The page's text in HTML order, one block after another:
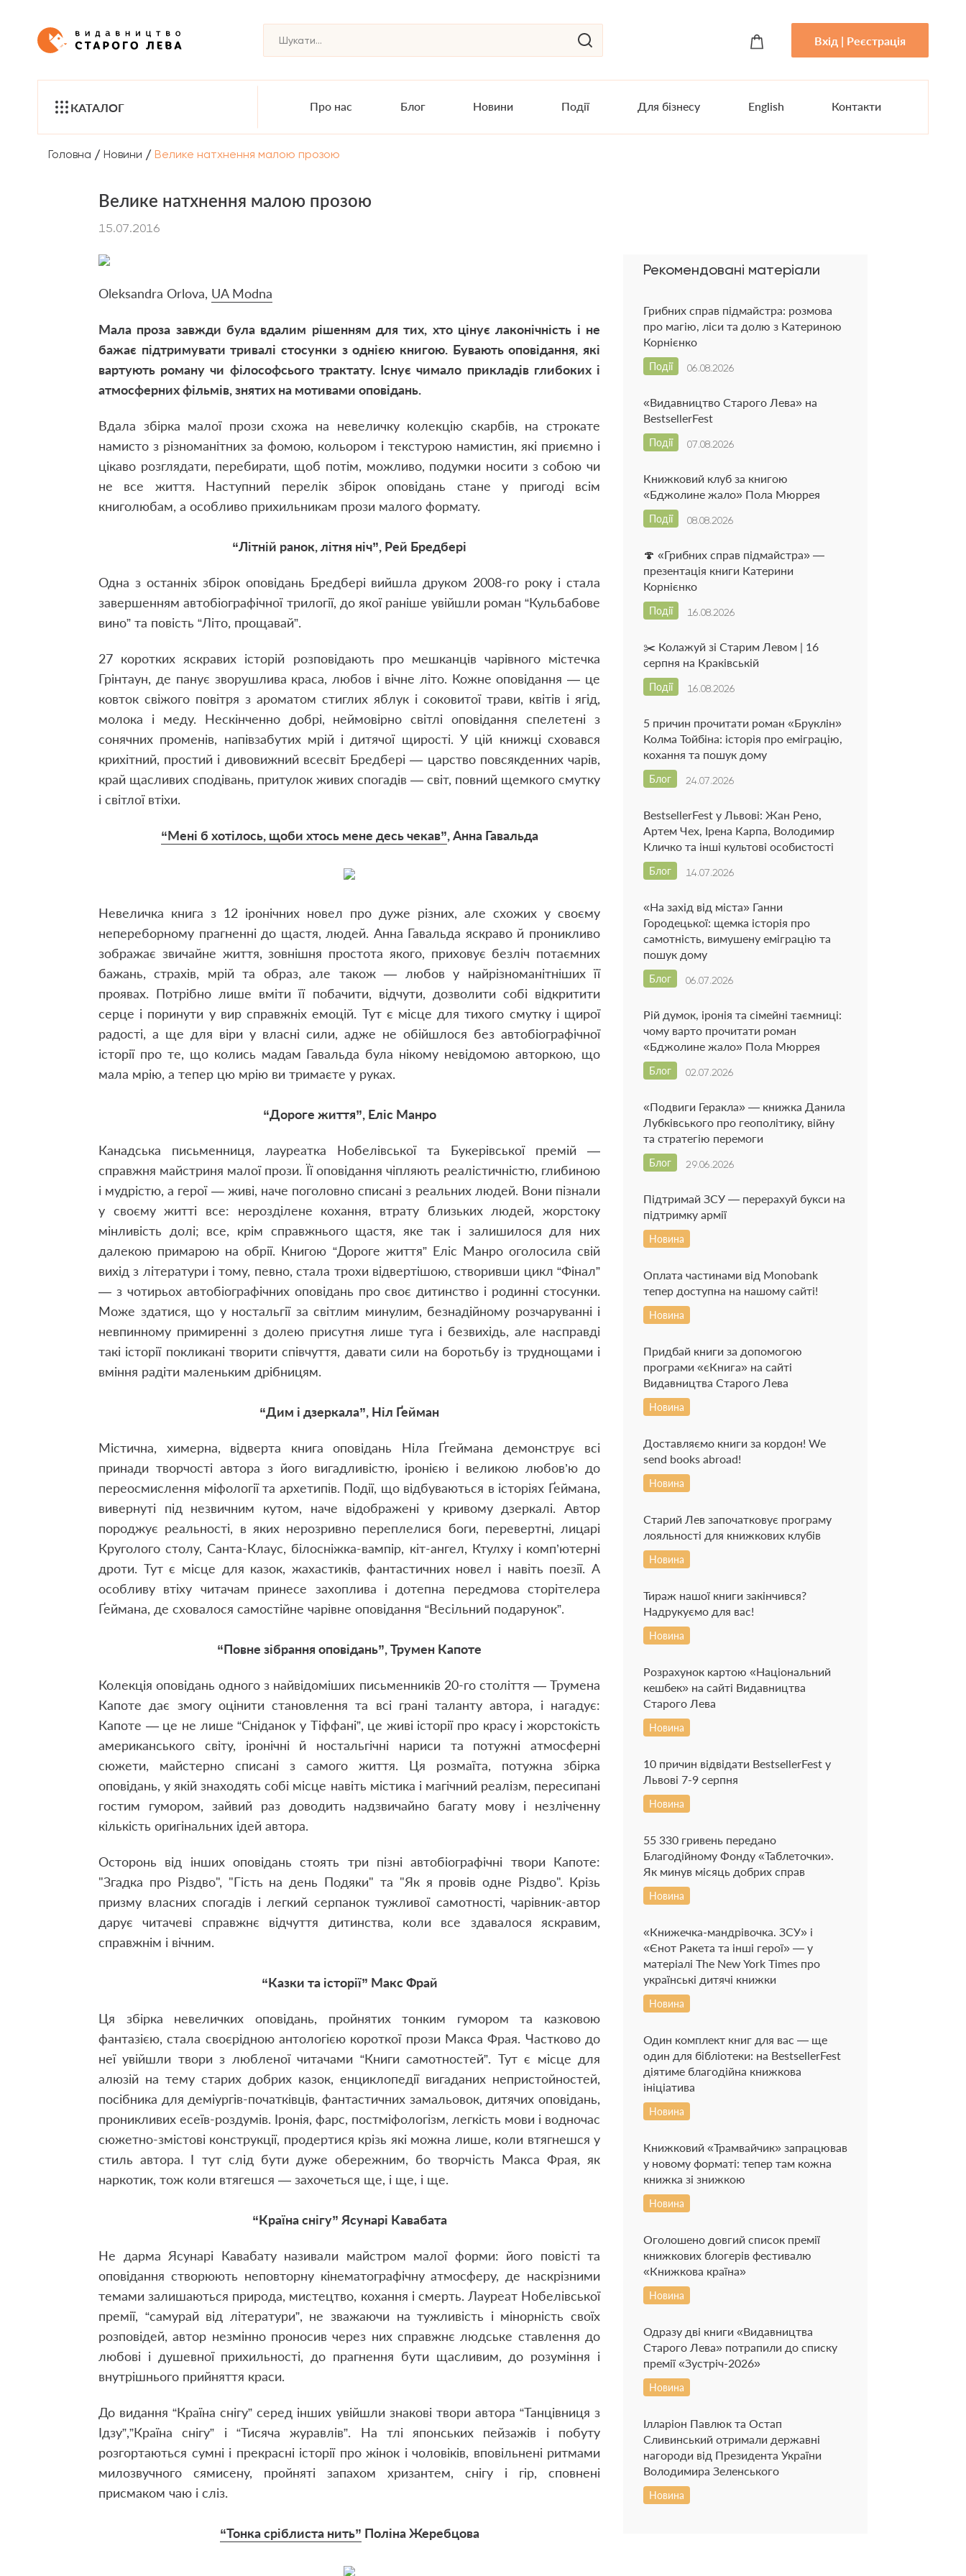
Вхід | Реєстрація
КАТАЛОГ Про нас Блог Новини Події Для бізнесу English Контакти
Головна / Новини / Велике натхнення малою прозою
Велике натхнення малою прозою
15.07.2016
Oleksandra Orlova, UA Modna
Мала проза завжди була вдалим рішенням для тих, хто цінує лаконічність і не
бажає підтримувати тривалі стосунки з однією книгою. Бувають оповідання, які
вартують роману чи філософсього трактату. Існує чимало прикладів глибоких і
атмосферних фільмів, знятих на мотивами оповідань.
Вдала збірка малої прози схожа на невеличку колекцію скарбів, на строкате
намисто з різноманітних за фомою, кольором і текстурою намистин, які приємно і
цікаво розглядати, перебирати, щоб потім, можливо, подумки носити з собою чи
не все життя. Наступний перелік збірок оповідань стане у пригоді всім
книголюбам, а особливо прихильникам прози малого формату.
“Літній ранок, літня ніч”, Рей Бредбері
Одна з останніх збірок оповідань Бредбері вийшла друком 2008-го року і стала
завершенням автобіографічної трилогії, до якої раніше увійшли роман “Кульбабове
вино” та повість “Літо, прощавай”.
27 коротких яскравих історій розповідають про мешканців чарівного містечка
Грінтаун, де панує зворушлива краса, любов і вічне літо. Кожне оповідання — це
ковток свіжого повітря з ароматом стиглих яблук і соковитої трави, квітів і ягід,
молока і меду. Нескінченно добрі, неймовірно світлі оповідання спелетені з
сонячних променів, напівзабутих мрій і дитячої щирості. У цій книжці сховався
крихітний, простий і дивовижний всесвіт Бредбері — царство повсякденних чарів,
край щасливих сподівань, притулок живих спогадів — світ, повний щемкого смутку
і світлої втіхи.
“Мені б хотілось, щоби хтось мене десь чекав”, Анна Гавальда
Невеличка книга з 12 іронічних новел про дуже різних, але схожих у своєму
непереборному прагненні до щастя, людей. Анна Гавальда яскраво й проникливо
зображає звичайне життя, зовнішня простота якого, приховує безліч потаємних
бажань, страхів, мрій та образ, але також — любов у найрізноманітніших її
проявах. Потрібно лише вміти її побачити, відчути, дозволити собі відкритити
серце і поринути у вир справжніх емоцій. Тут є місце для тихого смутку і щирої
радості, а ще для віри у власні сили, адже не обійшлося без автобіографічної
історії про те, що колись мадам Гавальда була нікому невідомою авторкою, що
мала мрію, а тепер цю мрію ви тримаєте у руках.
“Дороге життя”, Еліс Манро
Канадська письменниця, лауреатка Нобелівської та Букерівської премій —
справжня майстриня малої прози. Її оповідання чіпляють реалістичністю, глибиною
і мудрістю, а герої — живі, наче поголовно списані з реальних людей. Вони пізнали
у своєму житті все: нерозділене кохання, втрату близьких людей, жорстоку
мінливість долі; все, крім справжнього щастя, яке так і залишилося для них
далекою примарою на обрії. Книгою “Дороге життя” Еліс Манро оголосила свій
вихід з літератури і тому, певно, стала трохи відвертішою, створивши цикл “Фінал”
— з чотирьох автобіографічних оповідань про своє дитинство і родинні стосунки.
Може здатися, що у ностальгії за світлим минулим, безнадійному розчаруванні і
невпинному примиренні з долею присутня лише туга і безвихідь, але насправді
такі історії покликані творити співчуття, давати сили на боротьбу із труднощами і
вміння радіти маленьким дрібницям.
“Дим і дзеркала”, Ніл Ґейман
Містична, химерна, відверта книга оповідань Ніла Ґгеймана демонструє всі
принади творчості автора з його вигадливістю, іронією і великою любов’ю до
переосмислення міфології та архетипів. Події, що відбуваються в історіях Ґеймана,
вивернуті під незвичним кутом, наче відображені у кривому дзеркалі. Автор
породжує реальності, в яких нерозривно переплелися боги, перевертні, лицарі
Круголого столу, Санта-Клаус, білосніжка-вампір, кіт-ангел, Ктулху і комп’ютерні
дроти. Тут є місце для казок, жахастиків, фантастичних новел і навіть поезії. А
особливу втіху читачам принесе захоплива і дотепна передмова сторітелера
Ґеймана, де сховалося самостійне чарівне оповідання “Весільний подарунок”.
“Повне зібрання оповідань”, Трумен Капоте
Колекція оповідань одного з найвідоміших письменників 20-го століття — Трумена
Капоте дає змогу оцінити становлення та всі грані таланту автора, і нагадує:
Капоте — це не лише “Сніданок у Тіффані”, це живі історії про красу і жорстокість
американського світу, іронічні й ностальгічні нариси та потужні атмосферні
сюжети, майстерно списані з самого життя. Ця розмаїта, потужна збірка
оповідань, у якій знаходять собі місце навіть містика і магічний реалізм, пересипані
гостим гумором, зайвий раз доводить надзвичайно багату мову і незліченну
кількість оригінальних ідей автора.
Осторонь від інших оповідань стоять три пізні автобіографічні твори Капоте:
"Згадка про Різдво", "Гість на день Подяки" та "Як я провів одне Різдво". Крізь
призму власних спогадів і легкий серпанок тужливої самотності, чарівник-автор
дарує читачеві справжнє відчуття дитинства, коли все здавалося яскравим,
справжнім і вічним.
“Казки та історії” Макс Фрай
Ця збірка невеличких оповідань, пройнятих тонким гумором та казковою
фантазією, стала своєрідною антологією короткої прози Макса Фрая. Частково до
неї увійшли твори з любленої читачами “Книги самотностей”. Тут є місце для
алюзій на тему старих добрих казок, енциклопедії вигаданих непристойностей,
посібника для деміургів-початківців, фантастичних замальовок, дитячих оповідань,
проникливих есеїв-роздумів. Іронія, фарс, постміфологізм, легкість мови і водночас
сюжетно-змістові конструкції, продертися крізь які можна лише, коли втягнешся у
стиль автора. І тут слід бути дуже обережним, бо творчість Макса Фрая, як
наркотик, тож коли втягешся — захочеться ще, і ще, і ще.
“Країна снігу” Ясунарі Кавабата
Не дарма Ясунарі Кавабату називали майстром малої форми: його повісті та
оповідання створюють неповторну кінематографічну атмосферу, де наскрізними
темами залишаються природа, мистецтво, кохання і смерть. Лауреат Нобелівської
премії, “самурай від літератури”, не зважаючи на тужливість і мінорність своїх
розповідей, автор незмінно проносив через них справжнє людське ставлення до
любові і душевної прихильності, до прагнення бути щасливим, до розуміння і
внутрішнього прийняття краси.
До видання “Країна снігу” серед інших увійшли знакові твори автора “Танцівниця з
Ідзу”,”Країна снігу” і “Тисяча журавлів”. На тлі японських пейзажів і побуту
розгортаються сумні і прекрасні історії про жінок і чоловіків, вповільнені ритмами
милозвучного сямисену, пройняті запахом хризантем, снігу і гір, сповнені
присмаком чаю і сліз.
“Тонка сріблиста нить” Поліна Жеребцова
Рекомендовані матеріали
Грибних справ підмайстра: розмова
про магію, ліси та долю з Катериною
Корнієнко
06.08.2026
Події
«Видавництво Старого Лева» на
BestsellerFest
07.08.2026
Події
Книжковий клуб за книгою
«Бджолине жало» Пола Мюррея
08.08.2026
Події
🍄 «Грибних справ підмайстра» —
презентація книги Катерини
Корнієнко
16.08.2026
Події
✂️ Колажуй зі Старим Левом | 16
серпня на Краківській
16.08.2026
Події
5 причин прочитати роман «Бруклін»
Колма Тойбіна: історія про еміграцію,
кохання та пошук дому
24.07.2026
Блог
BestsellerFest у Львові: Жан Рено,
Артем Чех, Ірена Карпа, Володимир
Кличко та інші культові особистості
14.07.2026
Блог
«На захід від міста» Ганни
Городецької: щемка історія про
самотність, вимушену еміграцію та
пошук дому
06.07.2026
Блог
Рій думок, іронія та сімейні таємниці:
чому варто прочитати роман
«Бджолине жало» Пола Мюррея
02.07.2026
Блог
«Подвиги Геракла» — книжка Данила
Лубківського про геополітику, війну
та стратегію перемоги
29.06.2026
Блог
Підтримай ЗСУ — перерахуй букси на
підтримку армії
Новина
Оплата частинами від Monobank
тепер доступна на нашому сайті!
Новина
Придбай книги за допомогою
програми «єКнига» на сайті
Видавництва Старого Лева
Новина
Доставляємо книги за кордон! We
send books abroad!
Новина
Старий Лев започатковує програму
лояльності для книжкових клубів
Новина
Тираж нашої книги закінчився?
Надрукуємо для вас!
Новина
Розрахунок картою «Національний
кешбек» на сайті Видавництва
Старого Лева
Новина
10 причин відвідати BestsellerFest у
Львові 7-9 серпня
Новина
55 330 гривень передано
Благодійному Фонду «Таблеточки».
Як минув місяць добрих справ
Новина
«Книжечка-мандрівочка. ЗСУ» і
«Єнот Ракета та інші герої» — у
матеріалі The New York Times про
українські дитячі книжки
Новина
Один комплект книг для вас — ще
один для бібліотеки: на BestsellerFest
діятиме благодійна книжкова
ініціатива
Новина
Книжковий «Трамвайчик» запрацював
у новому форматі: тепер там кожна
книжка зі знижкою
Новина
Оголошено довгий список премії
книжкових блогерів фестивалю
«Книжкова країна»
Новина
Одразу дві книги «Видавництва
Старого Лева» потрапили до списку
премії «Зустріч-2026»
Новина
Ілларіон Павлюк та Остап
Сливинський отримали державні
нагороди від Президента України
Володимира Зеленського
Новина